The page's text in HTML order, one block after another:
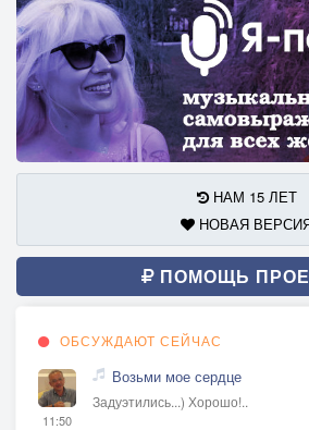
НАМ 15 ЛЕТ
НОВАЯ
ПОМОЩЬ
ОБСУЖДАЮТ СЕЙЧАС
11:50
Возьми мое сердце
Задуэтились...) Хорошо!..